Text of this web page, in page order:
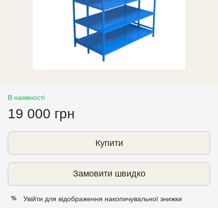
В наявності
19 000 грн
Купити
Замовити швидко
% Увійти для відображення накопичувальної знижки